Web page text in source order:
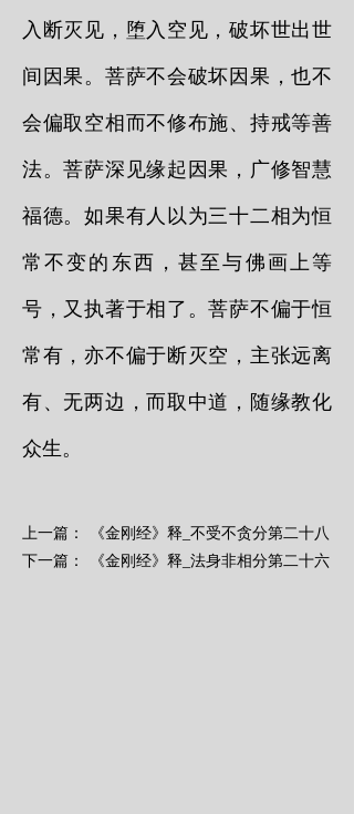
入断灭见，堕入空见，破坏世出世
间因果。菩萨不会破坏因果，也不
会偏取空相而不修布施、持戒等善
法。菩萨深见缘起因果，广修智慧
福德。如果有人以为三十二相为恒
常不变的东西，甚至与佛画上等
号，又执著于相了。菩萨不偏于恒
常有，亦不偏于断灭空，主张远离
有、无两边，而取中道，随缘教化
众生。
上一篇：
《金刚经》释_不受不贪分第二十八
下一篇：
《金刚经》释_法身非相分第二十六